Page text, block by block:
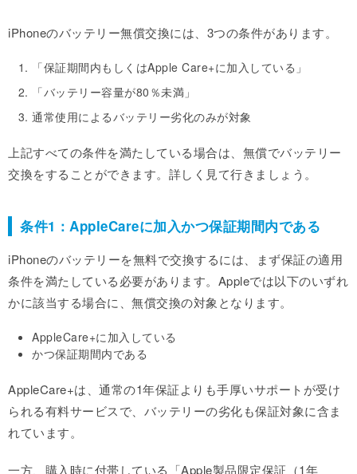
iPhoneのバッテリー無償交換には、3つの条件があります。
「保証期間内もしくはApple Care+に加入している」
「バッテリー容量が80％未満」
通常使用によるバッテリー劣化のみが対象
上記すべての条件を満たしている場合は、無償でバッテリー
交換をすることができます。詳しく見て行きましょう。
条件1：AppleCareに加入かつ保証期間内である
iPhoneのバッテリーを無料で交換するには、まず保証の適用
条件を満たしている必要があります。Appleでは以下のいずれ
かに該当する場合に、無償交換の対象となります。
AppleCare+に加入している
かつ保証期間内である
AppleCare+は、通常の1年保証よりも手厚いサポートが受け
られる有料サービスで、バッテリーの劣化も保証対象に含ま
れています。
一方、購入時に付帯している「Apple製品限定保証（1年